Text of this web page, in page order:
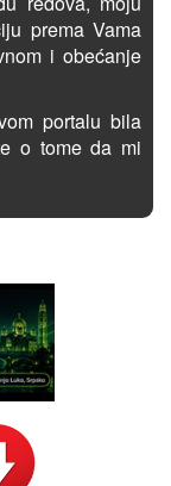
prema Vama
i obećanje
portalu bila
o tome da mi